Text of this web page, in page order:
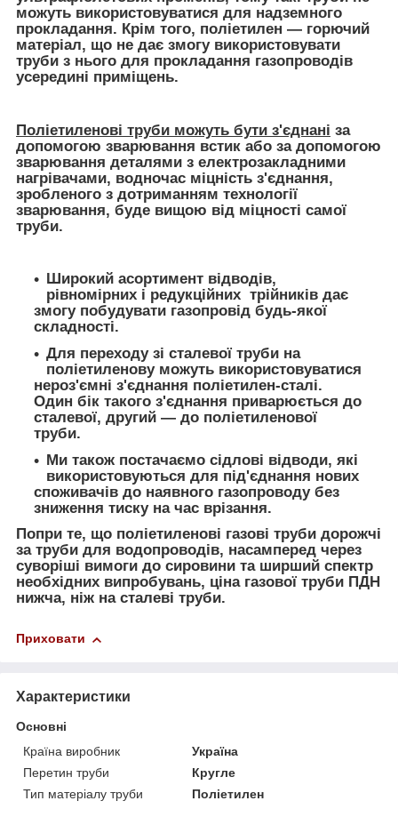
можуть використовуватися для надземного
прокладання. Крім того, поліетилен — горючий
матеріал, що не дає змогу використовувати
труби з нього для прокладання газопроводів
усередині приміщень.
Поліетиленові труби можуть бути з'єднані за
допомогою зварювання встик або за допомогою
зварювання деталями з електрозакладними
нагрівачами, водночас міцність з'єднання,
зробленого з дотриманням технології
зварювання, буде вищою від міцності самої
труби.
Широкий асортимент відводів,
рівномірних і редукційних трійників дає
змогу побудувати газопровід будь-якої
складності.
Для переходу зі сталевої труби на
поліетиленову можуть використовуватися
нероз'ємні з'єднання поліетилен-сталі.
Один бік такого з'єднання приварюється до
сталевої, другий — до поліетиленової
труби.
Ми також постачаємо сідлові відводи, які
використовуються для під'єднання нових
споживачів до наявного газопроводу без
зниження тиску на час врізання.
Попри те, що поліетиленові газові труби дорожчі
за труби для водопроводів, насамперед через
суворіші вимоги до сировини та ширший спектр
необхідних випробувань, ціна газової труби ПДН
нижча, ніж на сталеві труби.
Приховати
Характеристики
Основні
Країна виробник
Україна
Перетин труби
Кругле
Тип матеріалу труби
Поліетилен